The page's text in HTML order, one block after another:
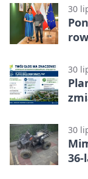
30
30
30
36-